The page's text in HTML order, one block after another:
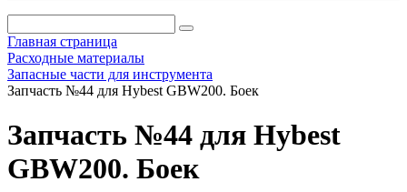
Главная страница
Расходные материалы
Запасные части для инструмента
Запчасть №44 для Hybest GBW200. Боек
Запчасть №44 для Hybest
GBW200. Боек